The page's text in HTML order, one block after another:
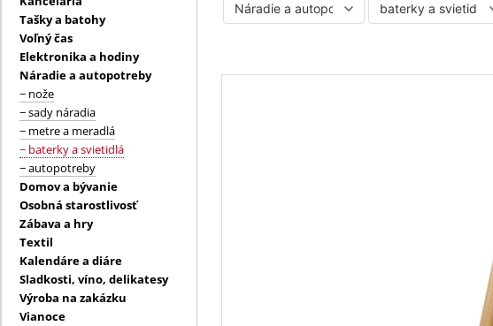
Tašky a batohy
Voľný čas
Elektronika a hodiny
Náradie a autopotreby
− nože
− sady náradia
− metre a meradlá
− baterky a svietidlá
− autopotreby
Domov a bývanie
Osobná starostlivosť
Zábava a hry
Textil
Kalendáre a diáre
Sladkosti, víno, delikatesy
Výroba na zakázku
Vianoce